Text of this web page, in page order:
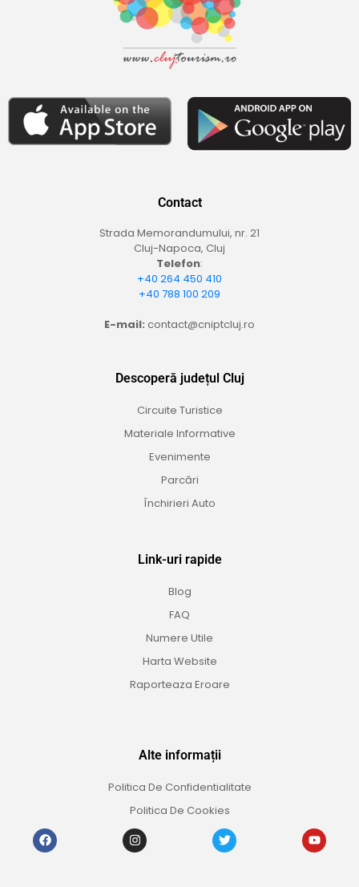
Contact
Strada Memorandumului, nr. 21
Cluj-Napoca, Cluj
Telefon:
+40 264 450 410
+40 788 100 209
E-mail: contact@cniptcluj.ro
Descoperă județul Cluj
Circuite Turistice
Materiale Informative
Evenimente
Parcări
Închirieri Auto
Link-uri rapide
Blog
FAQ
Numere Utile
Harta Website
Raporteaza Eroare
Alte informații
Politica De Confidentialitate
Politica De Cookies